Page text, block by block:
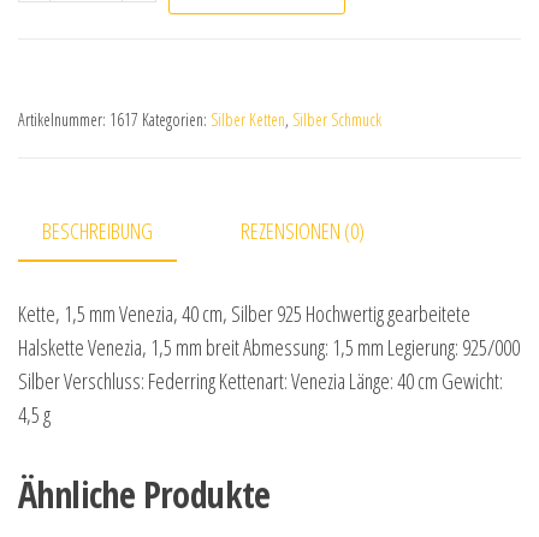
Artikelnummer: 1617 Kategorien: Silber Ketten, Silber Schmuck
BESCHREIBUNG REZENSIONEN (0)
Kette, 1,5 mm Venezia, 40 cm, Silber 925 Hochwertig gearbeitete
Halskette Venezia, 1,5 mm breit Abmessung: 1,5 mm Legierung: 925/000
Silber Verschluss: Federring Kettenart: Venezia Länge: 40 cm Gewicht:
4,5 g
Ähnliche Produkte